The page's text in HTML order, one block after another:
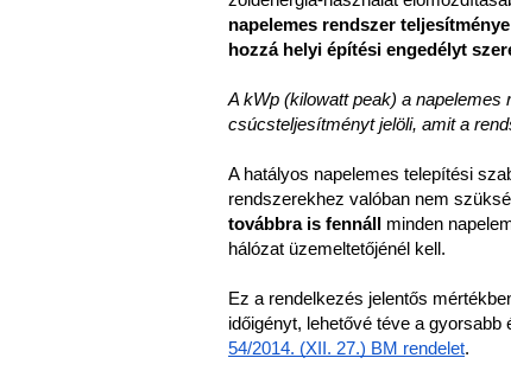
napelemes rendszer
hozzá helyi építési engedélyt
A kWp (kilowatt peak) a
csúcsteljesítményt jelöli, amit a
A hatályos napelemes telepítési
rendszerekhez valóban nem
továbbra is fennáll
minden
hálózat üzemeltetőjénél kell.
Ez a rendelkezés jelentős
időigényt, lehetővé téve a
54/2014. (XII. 27.) BM rendelet.